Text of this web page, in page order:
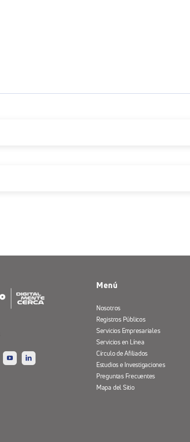
Menú
Nosotros
Registros Públicos
Servicios Empresariales
Servicios en Línea
Círculo de Afiliados
Estudios e Investigaciones
Preguntas Frecuentes
Mapa del Sitio